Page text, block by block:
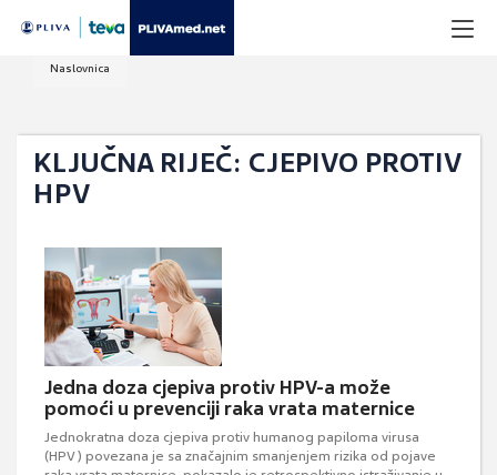
Naslovnica
KLJUČNA RIJEČ: CJEPIVO PROTIV
HPV
Jedna doza cjepiva protiv HPV-a može
pomoći u prevenciji raka vrata maternice
Jednokratna doza cjepiva protiv humanog papiloma virusa
(HPV) povezana je sa značajnim smanjenjem rizika od pojave